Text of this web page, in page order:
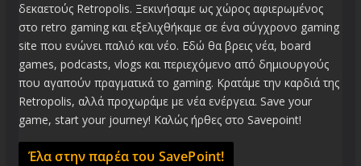
δεκαετούς Retropolis. Ξεκινήσαμε ως χώρος αφιερωμένος
στο retro gaming και εξελιχθήκαμε σε ένα σύγχρονο gaming
site που ενώνει παλιό και νέο. Εδώ θα βρεις νέα, board
games, podcasts, vlogs και περιεχόμενο από δημιουργούς
που αγαπούν πραγματικά το gaming. Κρατάμε την καρδιά της
Retropolis, αλλά προχωράμε με νέα ενέργεια. Save your
game, start your journey! Καλώς ήρθες στο Savepoint!
Έλα στην παρέα του SavePoint!